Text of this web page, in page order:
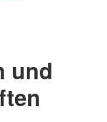
und